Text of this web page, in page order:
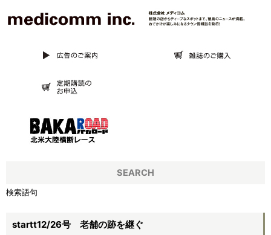
startt12/26号 老舗の跡を継ぐ
SEARCH
検索語句